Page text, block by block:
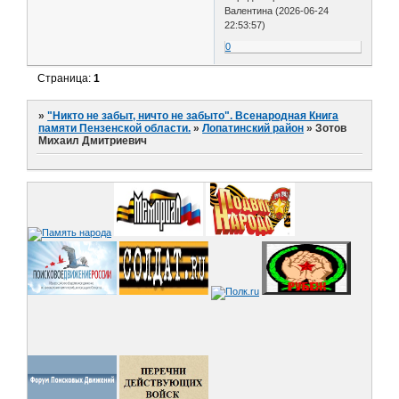
Валентина (2026-06-24
22:53:57)
0
Страница:1
»"Никто не забыт, ничто не забыто". Всенародная Книга
памяти Пензенской области. »Лопатинский район »Зотов
Михаил Дмитриевич